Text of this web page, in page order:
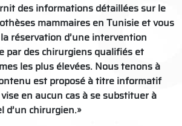
des informations détaillées sur le
mammaires en Tunisie et vous
réservation d’une intervention
par des chirurgiens qualifiés et
les plus élevées. Nous tenons à
est proposé à titre informatif
en aucun cas à se substituer à
d’un chirurgien.»